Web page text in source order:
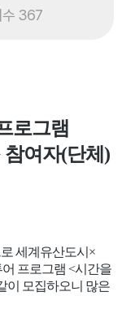
수 367
로그램
여자(단체)
세계유산도시×
프로그램 <시간을
이 모집하오니 많은